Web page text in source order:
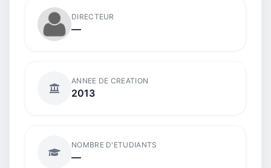
DIRECTEUR
—
ANNEE DE CREATION
2013
NOMBRE D'ETUDIANTS
—